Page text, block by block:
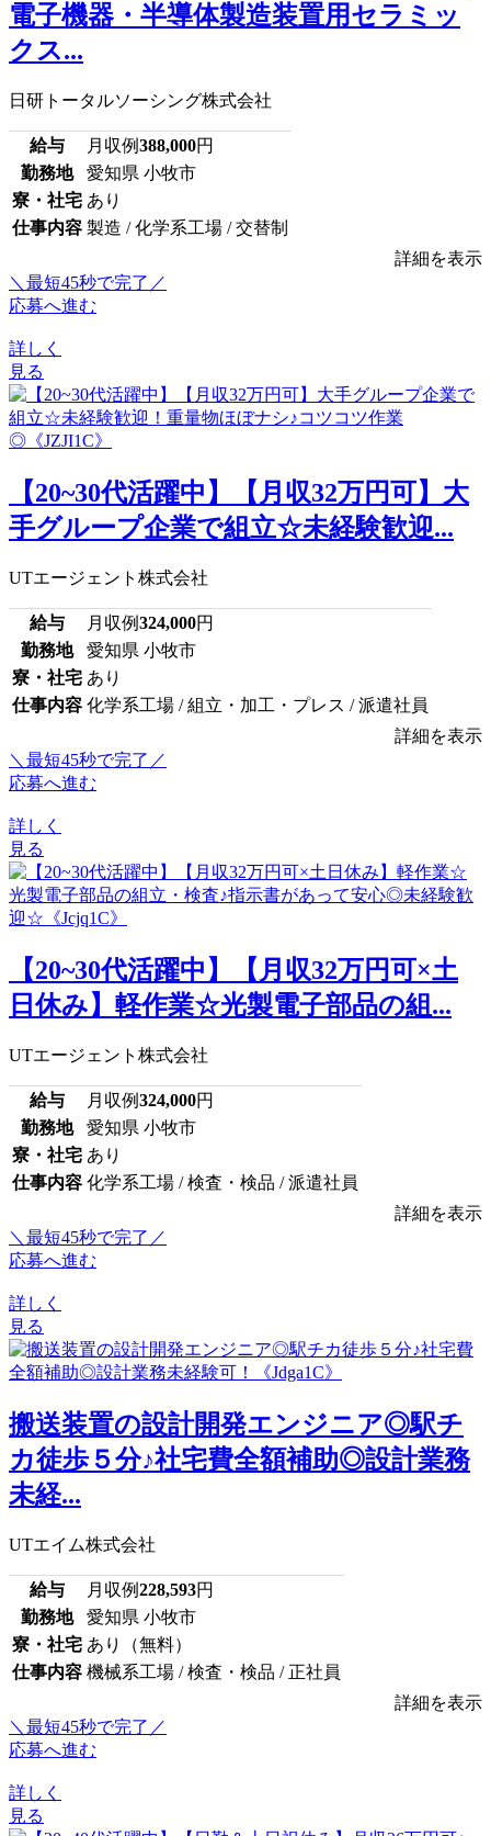
電子機器・半導体製造装置用セラミッ
クス...
日研トータルソーシング株式会社
給与 月収例388,000円
勤務地
愛知県 小牧市
寮・社宅 あり
仕事内容 製造 / 化学系工場 / 交替制
詳細を表示
＼最短45秒で完了／
応募へ進む
詳しく
見る
【20~30代活躍中】【月収32万円可】大
手グループ企業で組立☆未経験歓迎...
UTエージェント株式会社
給与 月収例324,000円
勤務地
愛知県 小牧市
寮・社宅 あり
仕事内容 化学系工場 / 組立・加工・プレス / 派遣社員
詳細を表示
＼最短45秒で完了／
応募へ進む
詳しく
見る
【20~30代活躍中】【月収32万円可×土
日休み】軽作業☆光製電子部品の組...
UTエージェント株式会社
給与 月収例324,000円
勤務地
愛知県 小牧市
寮・社宅 あり
仕事内容 化学系工場 / 検査・検品 / 派遣社員
詳細を表示
＼最短45秒で完了／
応募へ進む
詳しく
見る
搬送装置の設計開発エンジニア◎駅チ
カ徒歩５分♪社宅費全額補助◎設計業務
未経...
UTエイム株式会社
給与 月収例228,593円
勤務地
愛知県 小牧市
寮・社宅 あり（無料）
仕事内容 機械系工場 / 検査・検品 / 正社員
詳細を表示
＼最短45秒で完了／
応募へ進む
詳しく
見る